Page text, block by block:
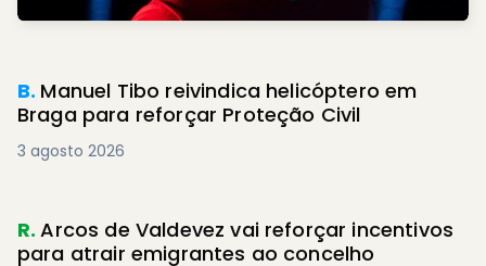
B. Manuel Tibo reivindica helicóptero em
Braga para reforçar Proteção Civil
3 agosto 2026
R.Arcos de Valdevez vai reforçar incentivos
para atrair emigrantes ao concelho